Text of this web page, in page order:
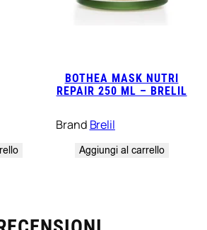
BOTHEA MASK NUTRI
REPAIR 250 ML – BRELIL
Brand Brelil
Aggiungi al carrello